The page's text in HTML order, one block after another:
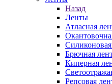
Назад
Ленты
Атласная
Силиконовая
Брючная
Киперная
Репсовая